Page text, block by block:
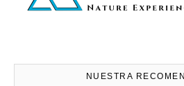
NUESTRA